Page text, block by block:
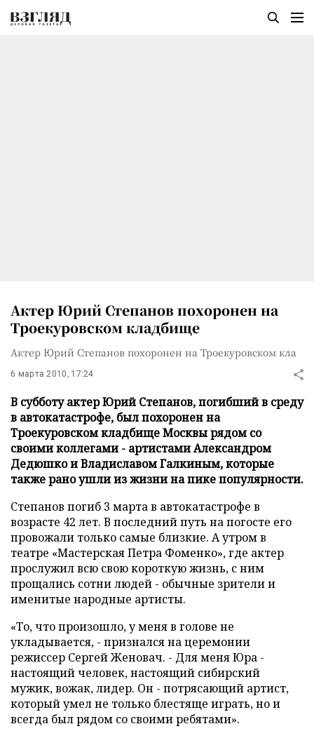
Актер Юрий Степанов похоронен на
Троекуровском кладбище
Актер Юрий Степанов похоронен на Троекуровском кла
6 марта 2010, 17:24
В субботу актер Юрий Степанов, погибший в среду
в автокатастрофе, был похоронен на
Троекуровском кладбище Москвы рядом со
своими коллегами - артистами Александром
Дедюшко и Владиславом Галкиным, которые
также рано ушли из жизни на пике популярности.
Степанов погиб 3 марта в автокатастрофе в
возрасте 42 лет. В последний путь на погосте его
провожали только самые близкие. А утром в
театре «Мастерская Петра Фоменко», где актер
прослужил всю свою короткую жизнь, с ним
прощались сотни людей - обычные зрители и
именитые народные артисты.
«То, что произошло, у меня в голове не
укладывается, - признался на церемонии
режиссер Сергей Женовач. - Для меня Юра -
настоящий человек, настоящий сибирский
мужик, вожак, лидер. Он - потрясающий артист,
который умел не только блестяще играть, но и
всегда был рядом со своими ребятами».